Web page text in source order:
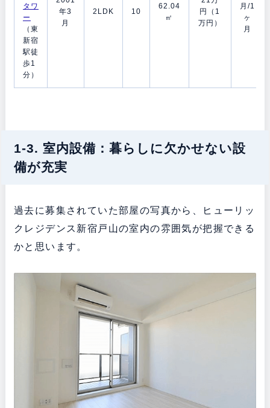
タワ
ー
（東
新宿
駅徒
歩1
分）
年3
月
2LDK 10
62.04
㎡
円（1
万円）
月/1
ヶ
月
1-3. 室内設備：暮らしに欠かせない設
備が充実
過去に募集されていた部屋の写真から、ヒューリッ
クレジデンス新宿戸山の室内の雰囲気が把握できる
かと思います。